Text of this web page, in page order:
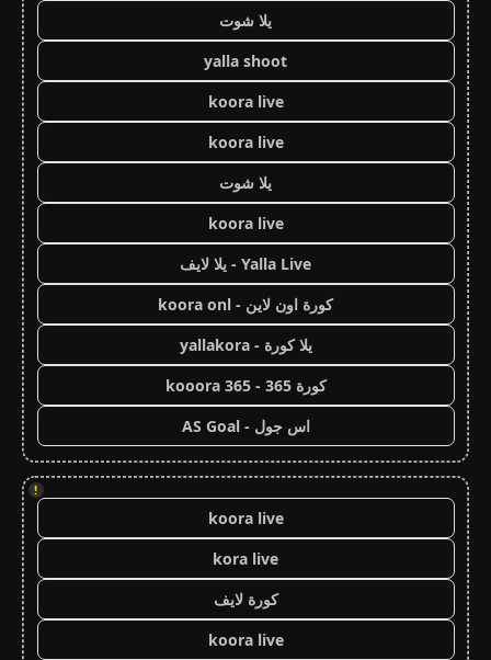
يلا شوت
yalla shoot
koora live
koora live
يلا شوت
koora live
Yalla Live - يلا لايف
كورة اون لاين - koora onl
يلا كورة - yallakora
كورة 365 - kooora 365
اس جول - AS Goal
!
koora live
kora live
كورة لايف
koora live